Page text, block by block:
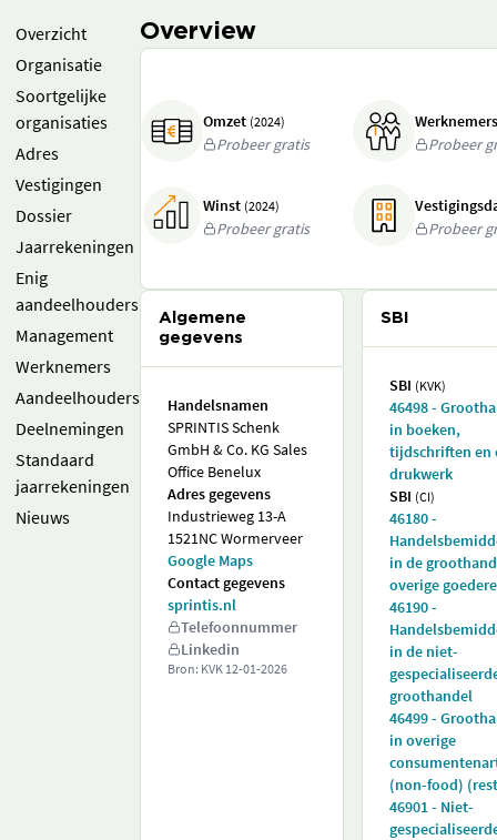
Overzicht
Organisatie
Soortgelijke
organisaties
Adres
Vestigingen
Dossier
Jaarrekeningen
Enig
aandeelhouders
Management
Werknemers
Aandeelhouders
Deelnemingen
Standaard
jaarrekeningen
Nieuws
Overview
Omzet (2024)
Probeer gratis
Probeer
Winst (2024)
Probeer gratis
Probeer
Algemene
gegevens
Handelsnamen
SPRINTIS Schenk
GmbH & Co. KG Sales
Office Benelux
Adres gegevens
Industrieweg 13-A
1521NC Wormerveer
Google Maps
Contact gegevens
sprintis.nl
Telefoonnummer
Linkedin
Bron: KVK 12-01-2026
SBI
SBI (KVK)
46498 -
in boeken,
tijdschriften en
drukwerk
SBI (CI)
46180 -
in de
overige
46190 -
in de niet-
groothandel
46499 -
in overige
(non-food)
46901 - Niet-